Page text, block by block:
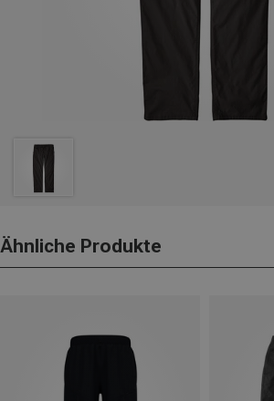
Ähnliche Produkte